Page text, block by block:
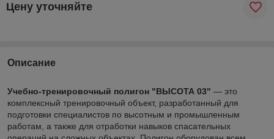
Цену уточняйте
Описание
Учебно-тренировочный полигон "ВЫСОТА 03" — это
комплексный тренировочный объект, разработанный для
подготовки специалистов по высотным и промышленным
работам, а также для отработки навыков спасательных